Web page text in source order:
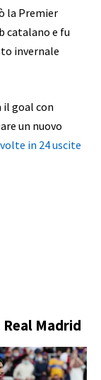
la Premier
catalano e fu
invernale
il goal con
un nuovo
in 24 uscite
Madrid